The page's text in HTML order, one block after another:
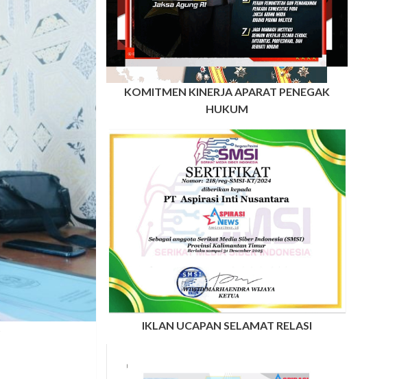
KOMITMEN KINERJA APARAT PENEGAK
HUKUM
IKLAN UCAPAN SELAMAT RELASI